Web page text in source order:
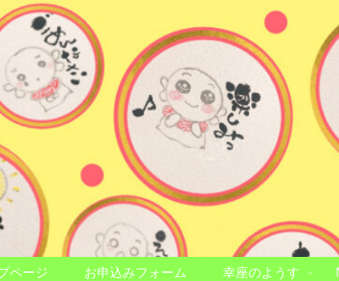
ページ お申込みフォーム 幸座のようす